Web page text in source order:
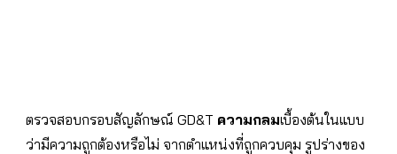
ตรวจสอบกรอบสัญลักษณ์ GD&T ความกลมเบื้องต้นในแบบ
ว่ามีความถูกต้องหรือไม่ จากตำแหน่งที่ถูกควบคุม รูปร่างของ